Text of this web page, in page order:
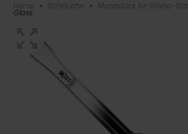
Home • Schläuche • Mundstück für Shisha-
Glass